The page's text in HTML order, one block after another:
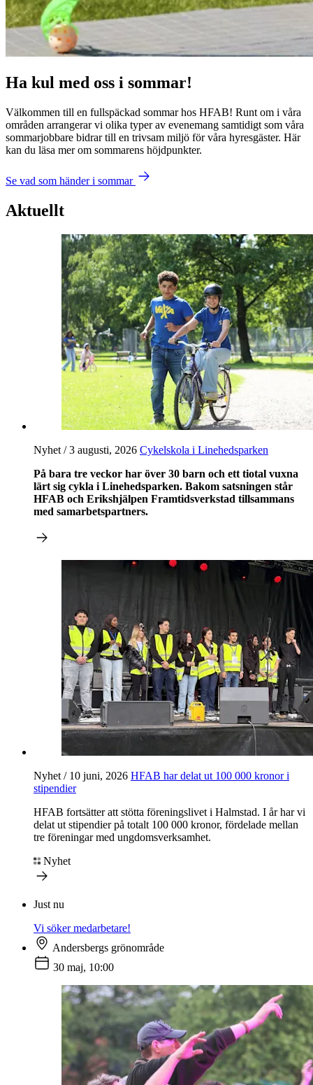
Ha kul med oss i sommar!
Välkommen till en fullspäckad sommar hos HFAB! Runt om i våra
områden arrangerar vi olika typer av evenemang samtidigt som våra
sommarjobbare bidrar till en trivsam miljö för våra hyresgäster. Här
kan du läsa mer om sommarens höjdpunkter.
Se vad som händer i sommar
Aktuellt
Nyhet / 3 augusti, 2026 Cykelskola i Linehedsparken
På bara tre veckor har över 30 barn och ett tiotal vuxna
lärt sig cykla i Linehedsparken. Bakom satsningen står
HFAB och Erikshjälpen Framtidsverkstad tillsammans
med samarbetspartners.
Nyhet / 10 juni, 2026 HFAB har delat ut 100 000 kronor i
stipendier
HFAB fortsätter att stötta föreningslivet i Halmstad. I år har vi
delat ut stipendier på totalt 100 000 kronor, fördelade mellan
tre föreningar med ungdomsverksamhet.
Nyhet
Just nu
Vi söker medarbetare!
Andersbergs grönområde
30 maj, 10:00